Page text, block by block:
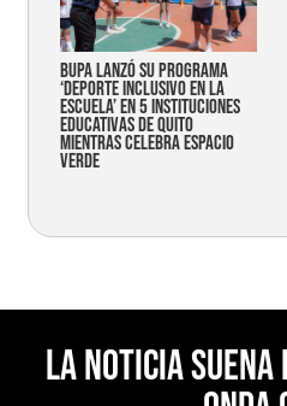
Bupa lanzó su programa
‘Deporte Inclusivo en la
Escuela’ en 5 instituciones
educativas de Quito
mientras celebra espacio
verde
La noticia suena